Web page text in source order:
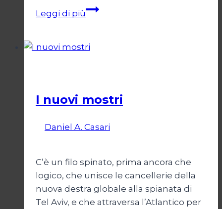
Leggi di piùMelonismo,
dell’Italia
I nuovi mostri
Daniel A. Casari
C’è un filo spinato, prima ancora che
logico, che unisce le cancellerie della
nuova destra globale alla spianata di
Tel Aviv, e che attraversa l’Atlantico per